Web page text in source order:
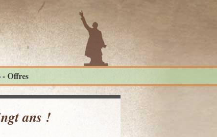
ans !
- Offres